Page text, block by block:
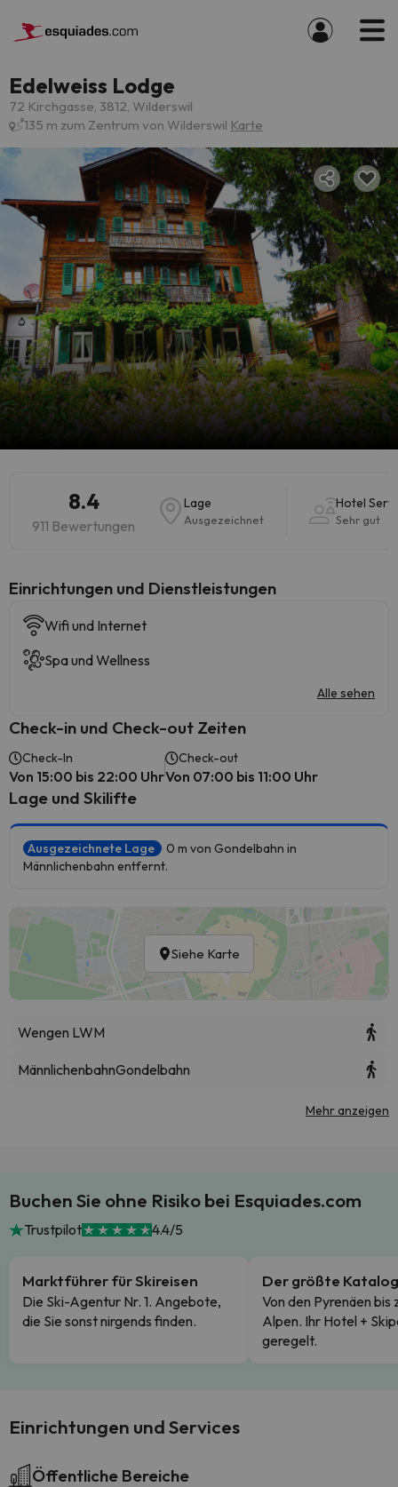
Edelweiss Lodge
72 Kirchgasse, 3812, Wilderswil
135 m zum Zentrum von Wilderswil Karte
8.4
911 Bewertungen
Lage
Ausgezeichnet
Hotel
Sehr gut
​Einrichtungen und Dienstleistungen
Wifi und Internet
Spa und Wellness
Alle sehen
Check-in und Check-out Zeiten
Check-In
Von 15:00 bis 22:00 Uhr
Check-out
Von 07:00 bis 11:00 Uhr
Lage und Skilifte
Ausgezeichnete Lage
0 m von Gondelbahn in
Männlichenbahn entfernt.
Siehe Karte
Wengen LWM
MännlichenbahnGondelbahn
Mehr anzeigen
Buchen Sie ohne Risiko bei Esquiades.com
Trustpilot 4.4/5
Marktführer für Skireisen
Die Ski-Agentur Nr. 1. Angebote,
die Sie sonst nirgends finden.
Der größte Katalog
Von den Pyrenäen bis
Alpen. Ihr Hotel +
geregelt.
Einrichtungen und Services
Öffentliche Bereiche